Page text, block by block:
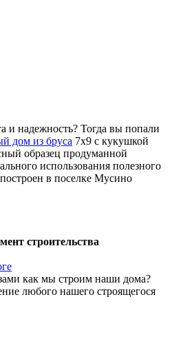
и надежность? Тогда вы попали
дом из бруса 7х9 с кукушкой
образец продуманной
использования полезного
в поселке Мусино
строительства
как мы строим наши дома?
любого нашего строящегося